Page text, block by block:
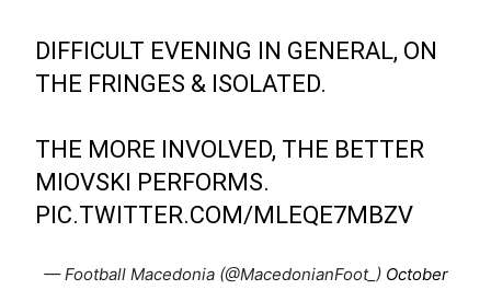
DIFFICULT EVENING IN GENERAL, ON
THE FRINGES & ISOLATED.
THE MORE INVOLVED, THE BETTER
MIOVSKI PERFORMS.
PIC.TWITTER.COM/MLEQE7MBZV
— Football Macedonia (@MacedonianFoot_) October